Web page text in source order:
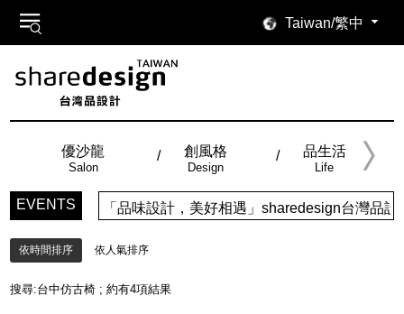
Taiwan/繁中
優沙龍
Salon
創風格
Design
品生活
Life
EVENTS「品味設計，美好相遇」sharedesign台灣品設計，五
依時間排序 依人氣排序
搜尋:台中仿古椅 ; 約有4項結果